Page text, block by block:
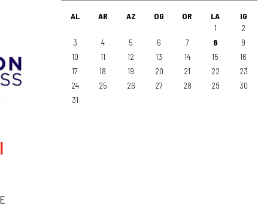
AL AR AZ OG OR LA
IG
1
2
3
4 5 6 7 8
9
10
11 12 13 14 15
16
17
18 19 20 21 22
23
24
25 26 27 28 29
30
31